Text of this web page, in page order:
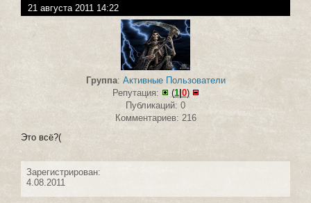
21 августа 2011 14:22
Группа: Активные Пользователи
Репутация:
(1| 0)
Публикаций: 0
Комментариев: 216
Это всё?(
Зарегистрирован:
4.08.2011